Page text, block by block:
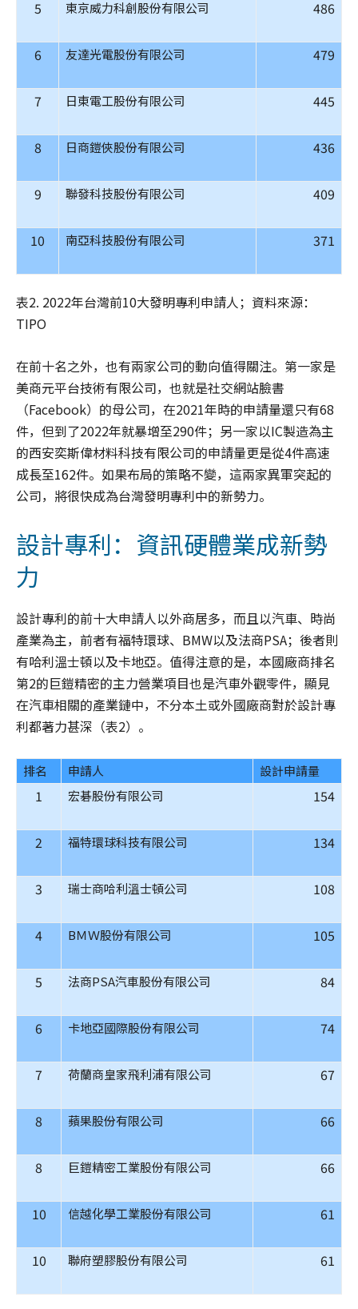
5 東京威力科創股份有限公司 486
6 友達光電股份有限公司 479
7 日東電工股份有限公司 445
8 日商鎧俠股份有限公司 436
9 聯發科技股份有限公司 409
10 南亞科技股份有限公司 371
表2. 2022年台灣前10大發明專利申請人；資料來源：
TIPO
在前十名之外，也有兩家公司的動向值得關注。第一家是
美商元平台技術有限公司，也就是社交網站臉書
（Facebook）的母公司，在2021年時的申請量還只有68
件，但到了2022年就暴增至290件；另一家以IC製造為主
的西安奕斯偉材料科技有限公司的申請量更是從4件高速
成長至162件。如果布局的策略不變，這兩家異軍突起的
公司，將很快成為台灣發明專利中的新勢力。
設計專利：資訊硬體業成新勢
力
設計專利的前十大申請人以外商居多，而且以汽車、時尚
產業為主，前者有福特環球、BMW以及法商PSA；後者則
有哈利溫士頓以及卡地亞。值得注意的是，本國廠商排名
第2的巨鎧精密的主力營業項目也是汽車外觀零件，顯見
在汽車相關的產業鏈中，不分本土或外國廠商對於設計專
利都著力甚深（表2）。
排名 申請人 設計申請量
1 宏碁股份有限公司 154
2 福特環球科技有限公司 134
3 瑞士商哈利溫士頓公司 108
4 BＭＷ股份有限公司 105
5 法商PSA汽車股份有限公司 84
6 卡地亞國際股份有限公司 74
7 荷蘭商皇家飛利浦有限公司 67
8 蘋果股份有限公司 66
8 巨鎧精密工業股份有限公司 66
10 信越化學工業股份有限公司 61
10 聯府塑膠股份有限公司 61